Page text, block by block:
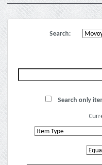
Search:
Search only